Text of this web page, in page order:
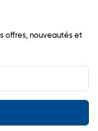
offres, nouveautés et